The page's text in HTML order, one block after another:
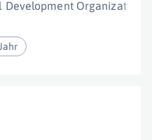
Organization